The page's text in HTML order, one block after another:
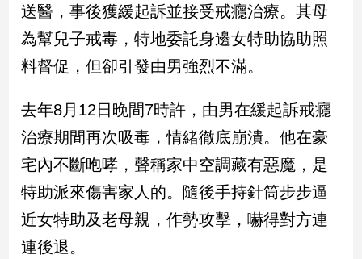
會
點
觀
兩
岸/
國
際
會/
送醫，事後獲緩起訴並接受戒癮治療。其母
為幫兒子戒毒，特地委託身邊女特助協助照
料督促，但卻引發由男強烈不滿。
去年8月12日晚間7時許，由男在緩起訴戒癮
治療期間再次吸毒，情緒徹底崩潰。他在豪
宅內不斷咆哮，聲稱家中空調藏有惡魔，是
特助派來傷害家人的。隨後手持針筒步步逼
近女特助及老母親，作勢攻擊，嚇得對方連
連後退。